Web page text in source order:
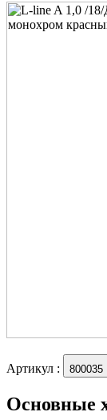
Артикул : 800035
Основные